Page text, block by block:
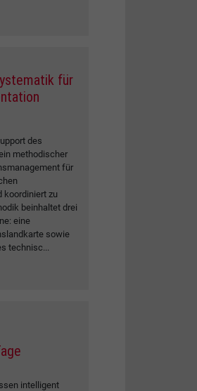
für
des
methodischer
für
koordiniert zu
beinhaltet drei
eine
sowie
technisc...
intelligent